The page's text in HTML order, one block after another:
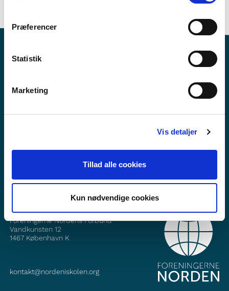
Præferencer
Statistik
Marketing
Vis detaljer
Tillad alle cookies
Kun nødvendige cookies
Gávnna min dás Instagram
OKTAVUOHTA
Foreningerne Nordens Forbund
Vandkunsten 12
1467 København K
kontakt@nordeniskolen.org